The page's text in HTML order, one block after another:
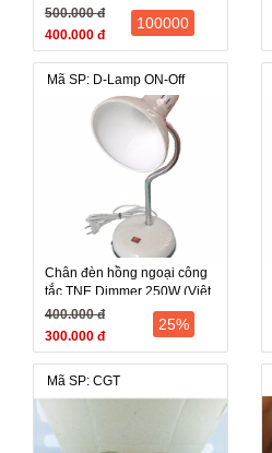
vai, cảm cúm, nhức mỏi, đau
500.000 đ
400.000 đ
100000
Mã SP: D-Lamp ON-Off
Chân đèn hồng ngoại công
tắc TNE Dimmer 250W (Việt
Nam)
400.000 đ
300.000 đ
25%
Mã SP: CGT